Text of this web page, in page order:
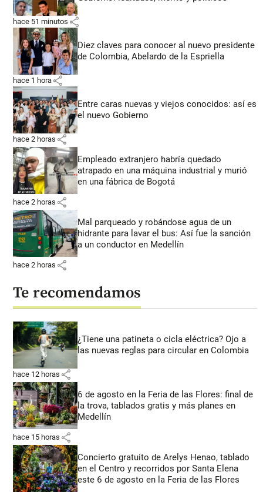
hace 51 minutos share
Diez claves para conocer al nuevo presidente
de Colombia, Abelardo de la Espriella
hace 1 hora share
Entre caras nuevas y viejos conocidos: así es
el nuevo Gobierno
hace 2 horas share
Empleado extranjero habría quedado
atrapado en una máquina industrial y murió
en una fábrica de Bogotá
hace 2 horas share
Mal parqueado y robándose agua de un
hidrante para lavar el bus: Así fue la sanción
a un conductor en Medellín
hace 2 horas share
Te recomendamos
¿Tiene una patineta o cicla eléctrica? Ojo a
las nuevas reglas para circular en Colombia
hace 12 horas share
6 de agosto en la Feria de las Flores: final de
la trova, tablados gratis y más planes en
Medellín
hace 15 horas share
Concierto gratuito de Arelys Henao, tablado
en el Centro y recorridos por Santa Elena
este 6 de agosto en la Feria de las Flores